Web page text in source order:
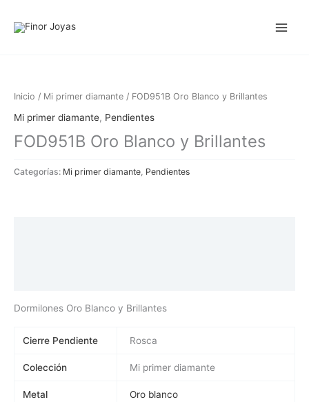
Inicio / Mi primer diamante / FOD951B Oro Blanco y Brillantes
Mi primer diamante, Pendientes
FOD951B Oro Blanco y Brillantes
Categorías: Mi primer diamante Pendientes
Dormilones Oro Blanco y Brillantes
Cierre Pendiente Rosca
Colección Mi primer diamante
Metal Oro blanco